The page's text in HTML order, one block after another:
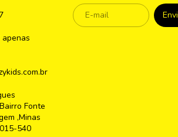
Fonte
,Minas
540